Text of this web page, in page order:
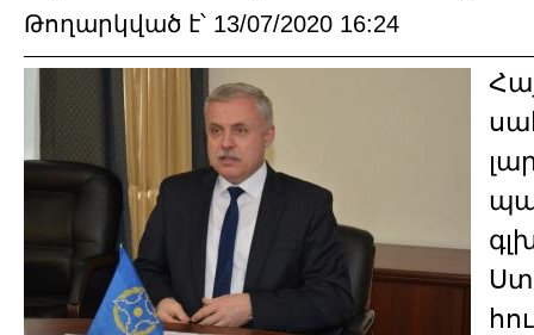
Թողարկված է՝ 13/07/2020 16:24